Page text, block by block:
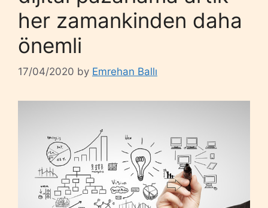
her zamankinden daha
önemli
17/04/2020 by Emrehan Ballı